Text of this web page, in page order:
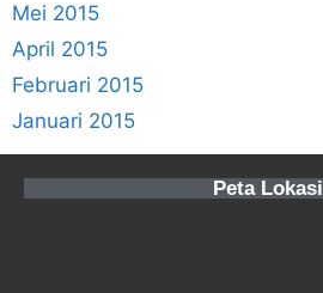
Mei 2015
April 2015
Februari 2015
Januari 2015
Peta Lokasi